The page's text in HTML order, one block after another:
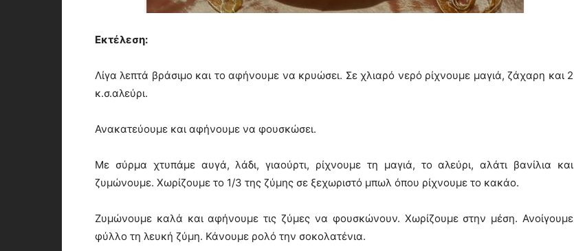
Εκτέλεση:
Λίγα λεπτά βράσιμο και το αφήνουμε να κρυώσει. Σε χλιαρό νερό ρίχνουμε μαγιά, ζάχαρη και 2
κ.σ.αλεύρι.
Ανακατεύουμε και αφήνουμε να φουσκώσει.
Με σύρμα χτυπάμε αυγά, λάδι, γιαούρτι, ρίχνουμε τη μαγιά, το αλεύρι, αλάτι βανίλια και
ζυμώνουμε. Χωρίζουμε το 1/3 της ζύμης σε ξεχωριστό μπωλ όπου ρίχνουμε το κακάο.
Ζυμώνουμε καλά και αφήνουμε τις ζύμες να φουσκώνουν. Χωρίζουμε στην μέση. Ανοίγουμε
φύλλο τη λευκή ζύμη. Κάνουμε ρολό την σοκολατένια.